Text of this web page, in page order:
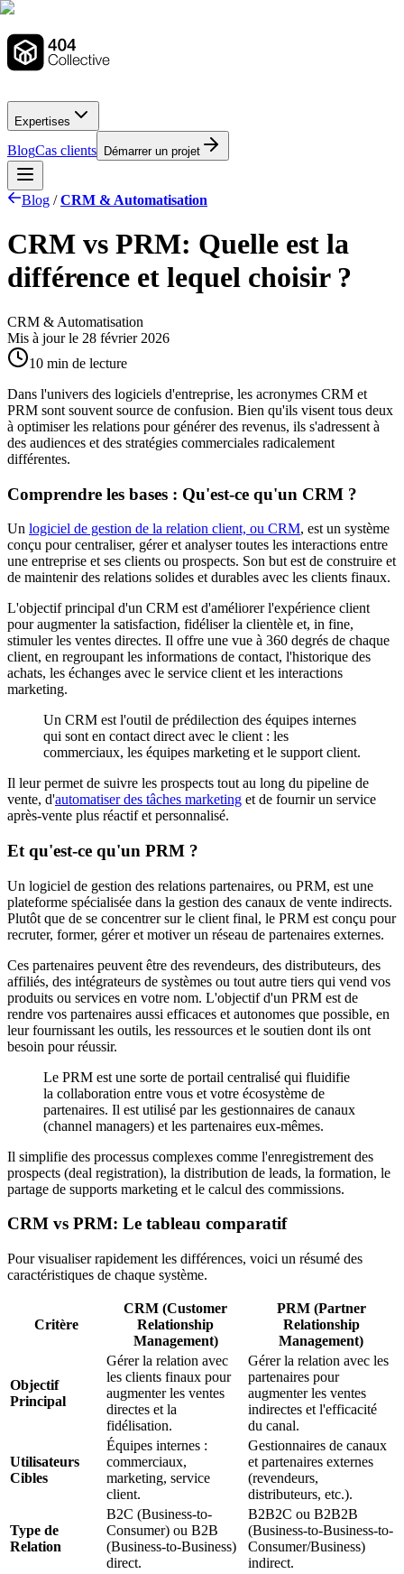
Expertises
BlogCas clients Démarrer un projet
Blog /CRM & Automatisation
CRM vs PRM: Quelle est la
différence et lequel choisir ?
CRM & Automatisation
Mis à jour le 28 février 2026
10 min de lecture
Dans l'univers des logiciels d'entreprise, les acronymes CRM et
PRM sont souvent source de confusion. Bien qu'ils visent tous deux
à optimiser les relations pour générer des revenus, ils s'adressent à
des audiences et des stratégies commerciales radicalement
différentes.
Comprendre les bases : Qu'est-ce qu'un CRM ?
Un logiciel de gestion de la relation client, ou CRM, est un système
conçu pour centraliser, gérer et analyser toutes les interactions entre
une entreprise et ses clients ou prospects. Son but est de construire et
de maintenir des relations solides et durables avec les clients finaux.
L'objectif principal d'un CRM est d'améliorer l'expérience client
pour augmenter la satisfaction, fidéliser la clientèle et, in fine,
stimuler les ventes directes. Il offre une vue à 360 degrés de chaque
client, en regroupant les informations de contact, l'historique des
achats, les échanges avec le service client et les interactions
marketing.
Un CRM est l'outil de prédilection des équipes internes
qui sont en contact direct avec le client : les
commerciaux, les équipes marketing et le support client.
Il leur permet de suivre les prospects tout au long du pipeline de
vente, d'automatiser des tâches marketing et de fournir un service
après-vente plus réactif et personnalisé.
Et qu'est-ce qu'un PRM ?
Un logiciel de gestion des relations partenaires, ou PRM, est une
plateforme spécialisée dans la gestion des canaux de vente indirects.
Plutôt que de se concentrer sur le client final, le PRM est conçu pour
recruter, former, gérer et motiver un réseau de partenaires externes.
Ces partenaires peuvent être des revendeurs, des distributeurs, des
affiliés, des intégrateurs de systèmes ou tout autre tiers qui vend vos
produits ou services en votre nom. L'objectif d'un PRM est de
rendre vos partenaires aussi efficaces et autonomes que possible, en
leur fournissant les outils, les ressources et le soutien dont ils ont
besoin pour réussir.
Le PRM est une sorte de portail centralisé qui fluidifie
la collaboration entre vous et votre écosystème de
partenaires. Il est utilisé par les gestionnaires de canaux
(channel managers) et les partenaires eux-mêmes.
Il simplifie des processus complexes comme l'enregistrement des
prospects (deal registration), la distribution de leads, la formation, le
partage de supports marketing et le calcul des commissions.
CRM vs PRM: Le tableau comparatif
Pour visualiser rapidement les différences, voici un résumé des
caractéristiques de chaque système.
Critère
CRM (Customer
Relationship
Management)
PRM (Partner
Relationship
Management)
Objectif
Principal
Gérer la relation avec
les clients finaux pour
augmenter les ventes
directes et la
fidélisation.
Gérer la relation avec les
partenaires pour
augmenter les ventes
indirectes et l'efficacité
du canal.
Utilisateurs
Cibles
Équipes internes :
commerciaux,
marketing, service
client.
Gestionnaires de canaux
et partenaires externes
(revendeurs,
distributeurs, etc.).
Type de
Relation
B2C (Business-to-
Consumer) ou B2B
(Business-to-Business)
direct.
B2B2C ou B2B2B
(Business-to-Business-to-
Consumer/Business)
indirect.